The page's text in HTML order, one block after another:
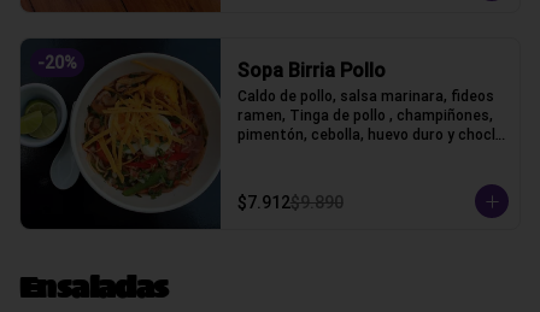
-20% Sopa Birria Pollo
Caldo de pollo, salsa marinara, fideos
ramen, Tinga de pollo , champiñones,
pimentón, cebolla, huevo duro y choclo
$7.912$9.890
Ensaladas